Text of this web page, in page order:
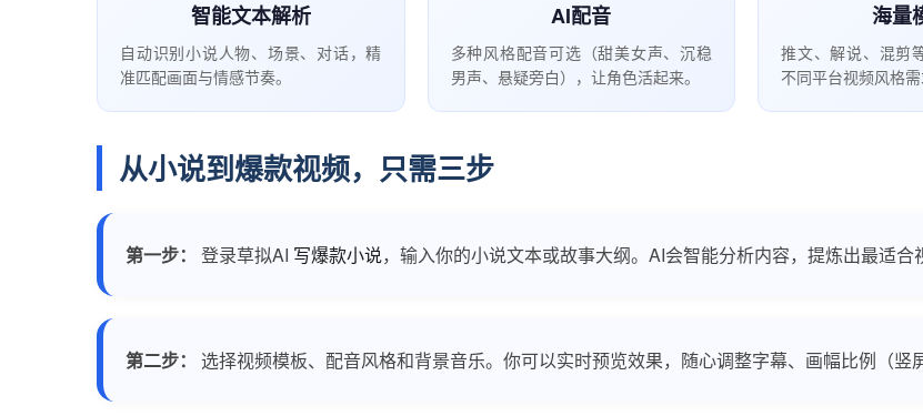
智能文本解析
自动识别小说人物、场景、对话，精
准匹配画面与情感节奏。
AI配音
多种风格配音可选（甜美女声、沉稳
男声、悬疑旁白），让角色活起来。
海量
推文、解说、混剪
不同平台视频风格需
从小说到爆款视频，只需三步
第一步： 登录草拟AI 写爆款小说，输入你的小说文本或故事大纲。AI会智能分析内容，提炼出最适合
第二步： 选择视频模板、配音风格和背景音乐。你可以实时预览效果，随心调整字幕、画幅比例（竖